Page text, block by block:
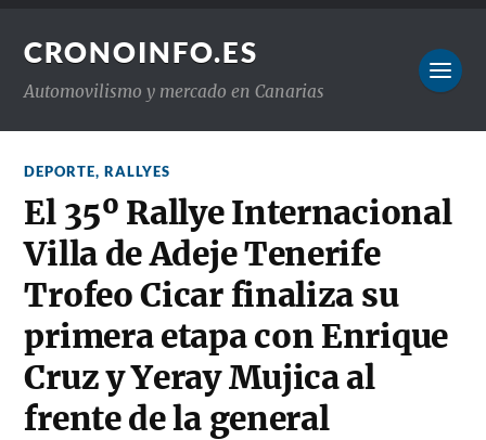
CRONOINFO.ES
Automovilismo y mercado en Canarias
DEPORTE,RALLYES
El 35º Rallye Internacional
Villa de Adeje Tenerife
Trofeo Cicar finaliza su
primera etapa con Enrique
Cruz y Yeray Mujica al
frente de la general